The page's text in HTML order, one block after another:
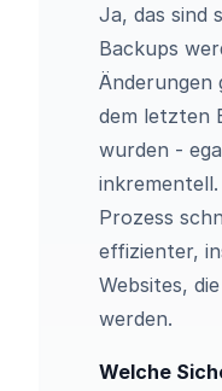
Ja, das sind
Backups
Änderungen
dem letzten
wurden -
Prozess
effizienter,
Websites,
werden.
Welche